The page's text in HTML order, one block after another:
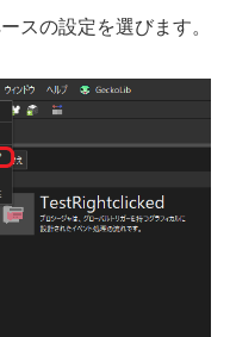
スの設定を選びます。